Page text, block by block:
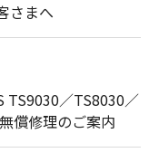
さまへ
TS9030／TS8030／
償修理のご案内